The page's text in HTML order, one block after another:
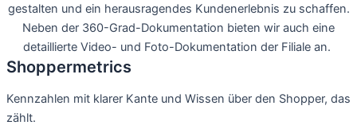
gestalten und ein herausragendes Kundenerlebnis zu schaffen.
Neben der 360-Grad-Dokumentation bieten wir auch eine
detaillierte Video- und Foto-Dokumentation der Filiale an.
Shoppermetrics
Kennzahlen mit klarer Kante und Wissen über den Shopper, das
zählt.